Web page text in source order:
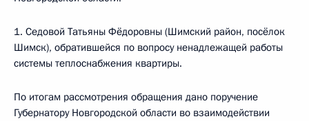
1. Седовой Татьяны Фёдоровны (Шимский район, посёлок
Шимск), обратившейся по вопросу ненадлежащей работы
системы теплоснабжения квартиры.
По итогам рассмотрения обращения дано поручение
Губернатору Новгородской области во взаимодействии